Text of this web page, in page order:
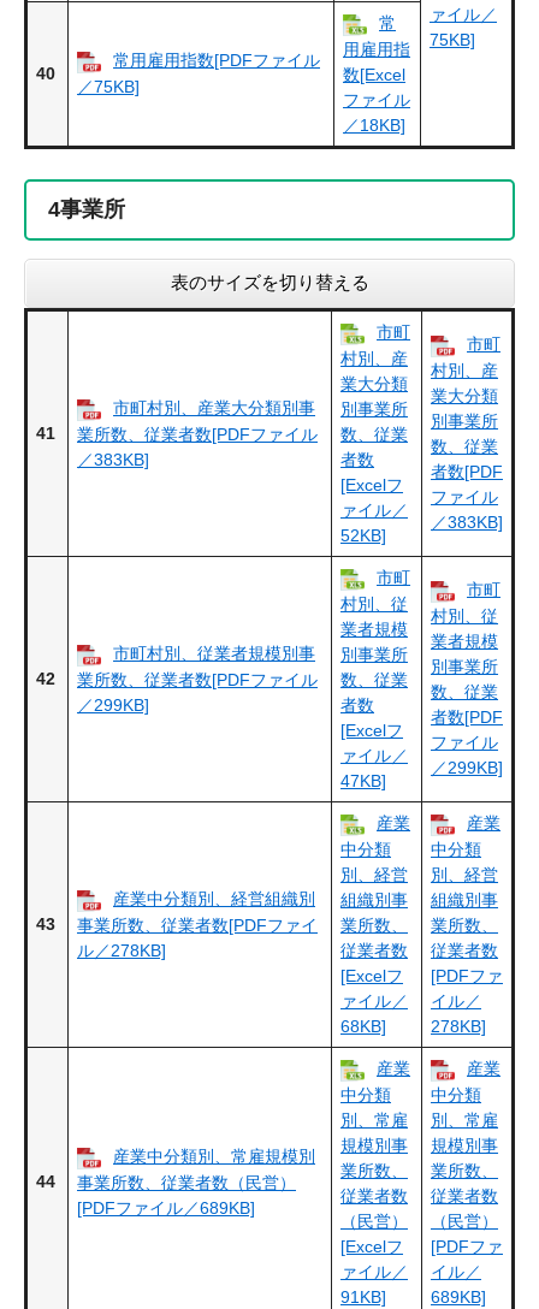
ァイル／
75KB]
40
常用雇用指数[PDFファイル
／75KB]
常
用雇用指
数[Excel
ファイル
／18KB]
4事業所
表のサイズを切り替える
41
市町村別、産業大分類別事
業所数、従業者数[PDFファイル
／383KB]
市町
村別、産
業大分類
別事業所
数、従業
者数
[Excelフ
ァイル／
52KB]
市町
村別、産
業大分類
別事業所
数、従業
者数[PDF
ファイル
／383KB]
42
市町村別、従業者規模別事
業所数、従業者数[PDFファイル
／299KB]
市町
村別、従
業者規模
別事業所
数、従業
者数
[Excelフ
ァイル／
47KB]
市町
村別、従
業者規模
別事業所
数、従業
者数[PDF
ファイル
／299KB]
43
産業中分類別、経営組織別
事業所数、従業者数[PDFファイ
ル／278KB]
産業
中分類
別、経営
組織別事
業所数、
従業者数
[Excelフ
ァイル／
68KB]
産業
中分類
別、経営
組織別事
業所数、
従業者数
[PDFファ
イル／
278KB]
44
産業中分類別、常雇規模別
事業所数、従業者数（民営）
[PDFファイル／689KB]
産業
中分類
別、常雇
規模別事
業所数、
従業者数
（民営）
[Excelフ
ァイル／
91KB]
産業
中分類
別、常雇
規模別事
業所数、
従業者数
（民営）
[PDFファ
イル／
689KB]